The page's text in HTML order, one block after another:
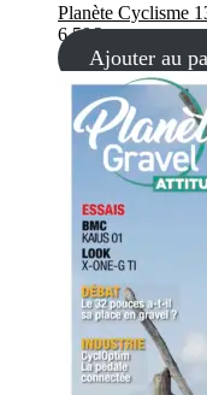
Planète Cyclisme
6,50€
Ajouter au